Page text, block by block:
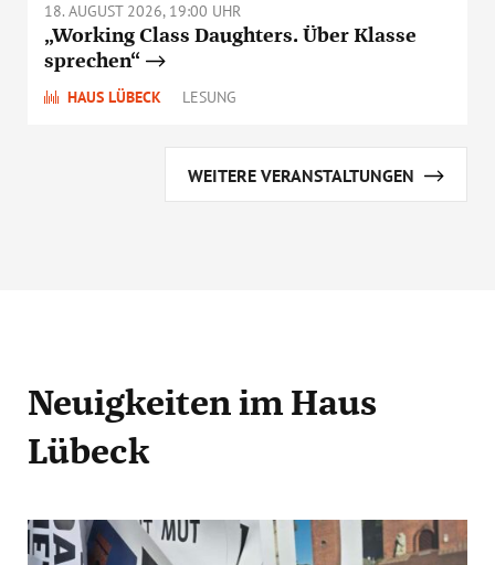
18. AUGUST 2026, 19:00 UHR
„Working Class Daughters. Über Klasse
sprechen“
HAUS LÜBECK LESUNG
WEITERE VERANSTALTUNGEN
Neuigkeitenim Haus
Lübeck